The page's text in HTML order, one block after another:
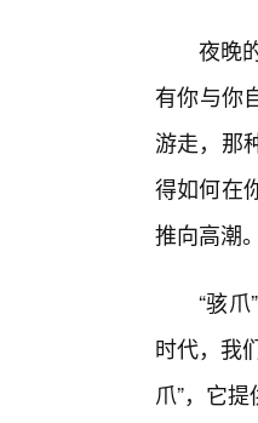
夜晚
有你与你
游走，那
得如何在
推向高潮。
“骇
时代，我
爪”，它